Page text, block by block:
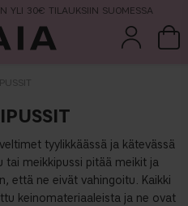
3-5 ARKIPÄIVÄÄ
tyylikkäässä ja kätevässä
tai meikkipussi pitää meikit ja
että ne eivät vahingoitu. Kaikki
keinomateriaaleista ja ne ovat
kuivashampo